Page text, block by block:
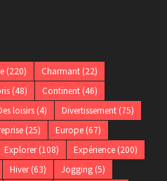
(220) Charmant(22)
(48) Continent(46)
loisirs(4) Divertissement(75)
(25) Europe(67)
Explorer(108) Expérience(200)
Hiver(63) Jogging(5)